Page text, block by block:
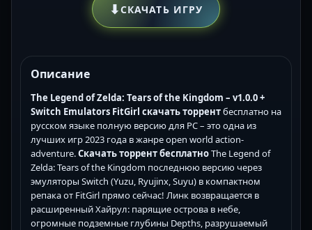
⬇СКАЧАТЬ ИГРУ
Описание
The Legend of Zelda: Tears of the Kingdom – v1.0.0 +
Switch Emulators FitGirl скачать торрентбесплатно на
русском языке полную версию для PC – это одна из
лучших игр 2023 года в жанре open world action-
adventure.Скачать торрент бесплатноThe Legend of
Zelda: Tears of the Kingdom последнюю версию через
эмуляторы Switch (Yuzu, Ryujinx, Suyu) в компактном
репака от FitGirl прямо сейчас! Линк возвращается в
расширенный Хайрул: парящие острова в небе,
огромные подземные глубины Depths, разрушаемый